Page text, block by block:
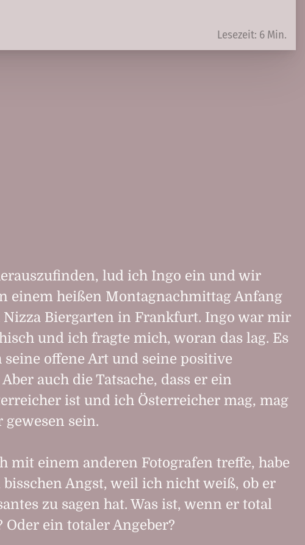
Lesezeit: 6 Min.
lud ich Ingo ein und wir
einem heißen Montagnachmittag Anfang
Nizza Biergarten in Frankfurt. Ingo war mir
und ich fragte mich, woran das lag. Es
offene Art und seine positive
auch die Tatsache, dass er ein
ist und ich Österreicher mag, mag
gewesen sein.
mit einem anderen Fotografen treffe, habe
Angst, weil ich nicht weiß, ob er
zu sagen hat. Was ist, wenn er total
ein totaler Angeber?